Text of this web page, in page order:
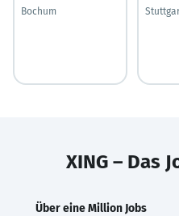
Bochum
XING – Das
Über eine Million Jobs